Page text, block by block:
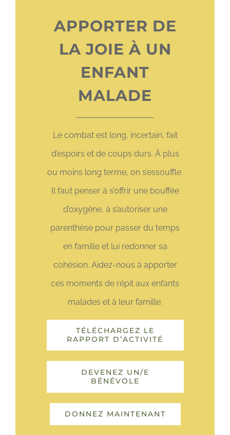
APPORTER DE
LA JOIE À UN
ENFANT
MALADE
Le combat est long, incertain, fait
d’espoirs et de coups durs. À plus
ou moins long terme, on s’essouffle.
Il faut penser à s’offrir une bouffée
d’oxygène, à s’autoriser une
parenthèse pour passer du temps
en famille et lui redonner sa
cohésion. Aidez-nous à apporter
ces moments de répit aux enfants
malades et à leur famille.
TÉLÉCHARGEZ LE
RAPPORT D’ACTIVITÉ
DEVENEZ UN/E
BÉNÉVOLE
DONNEZ MAINTENANT